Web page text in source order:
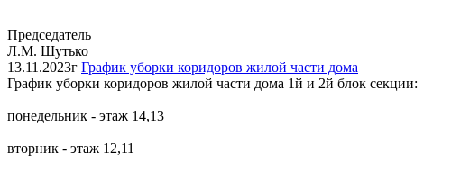
Председатель
Л.М. Шутько
13.11.2023г График уборки коридоров жилой части дома
График уборки коридоров жилой части дома 1й и 2й блок секции:
понедельник - этаж 14,13
вторник - этаж 12,11